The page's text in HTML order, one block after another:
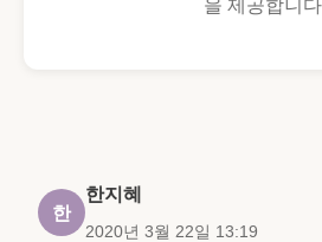
을 제공합니
한
한지혜
2020년 3월 22일 13:19